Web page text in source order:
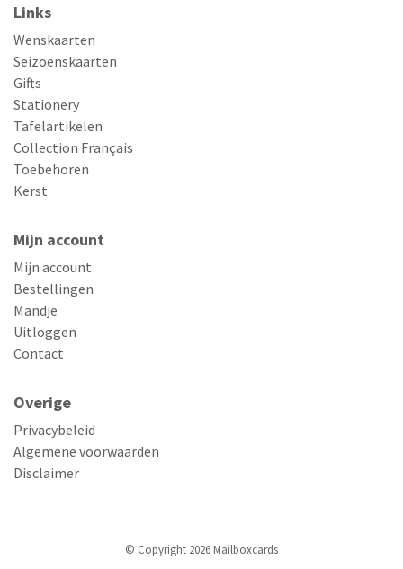
Links
Wenskaarten
Seizoenskaarten
Gifts
Stationery
Tafelartikelen
Collection Français
Toebehoren
Kerst
Mijn account
Mijn account
Bestellingen
Mandje
Uitloggen
Contact
Overige
Privacybeleid
Algemene voorwaarden
Disclaimer
© Copyright 2026 Mailboxcards